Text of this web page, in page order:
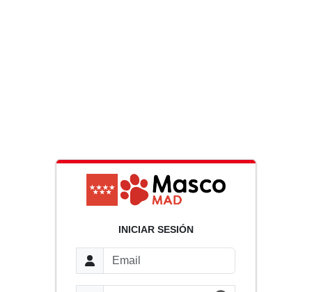
INICIAR SESIÓN